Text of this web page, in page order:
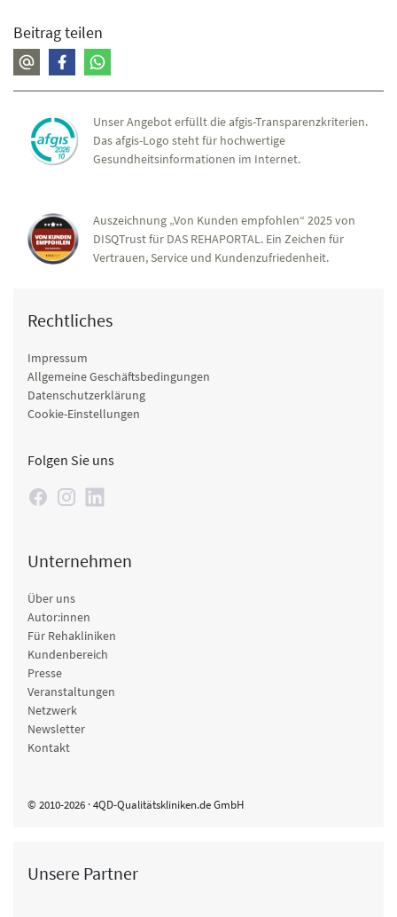
Beitrag teilen
Unser Angebot erfüllt die afgis-Transparenzkriterien.
Das afgis-Logo steht für hochwertige
Gesundheitsinformationen im Internet.
Auszeichnung „Von Kunden empfohlen“ 2025 von
DISQTrust für DAS REHAPORTAL. Ein Zeichen für
Vertrauen, Service und Kundenzufriedenheit.
Rechtliches
Impressum
Allgemeine Geschäftsbedingungen
Datenschutzerklärung
Cookie-Einstellungen
Folgen Sie uns
Unternehmen
Über uns
Autor:innen
Für Rehakliniken
Kundenbereich
Presse
Veranstaltungen
Netzwerk
Newsletter
Kontakt
© 2010-2026 · 4QD-Qualitätskliniken.de GmbH
Unsere Partner